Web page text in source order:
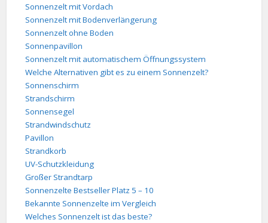
Sonnenzelt mit Vordach
Sonnenzelt mit Bodenverlängerung
Sonnenzelt ohne Boden
Sonnenpavillon
Sonnenzelt mit automatischem Öffnungssystem
Welche Alternativen gibt es zu einem Sonnenzelt?
Sonnenschirm
Strandschirm
Sonnensegel
Strandwindschutz
Pavillon
Strandkorb
UV-Schutzkleidung
Großer Strandtarp
Sonnenzelte Bestseller Platz 5 – 10
Bekannte Sonnenzelte im Vergleich
Welches Sonnenzelt ist das beste?